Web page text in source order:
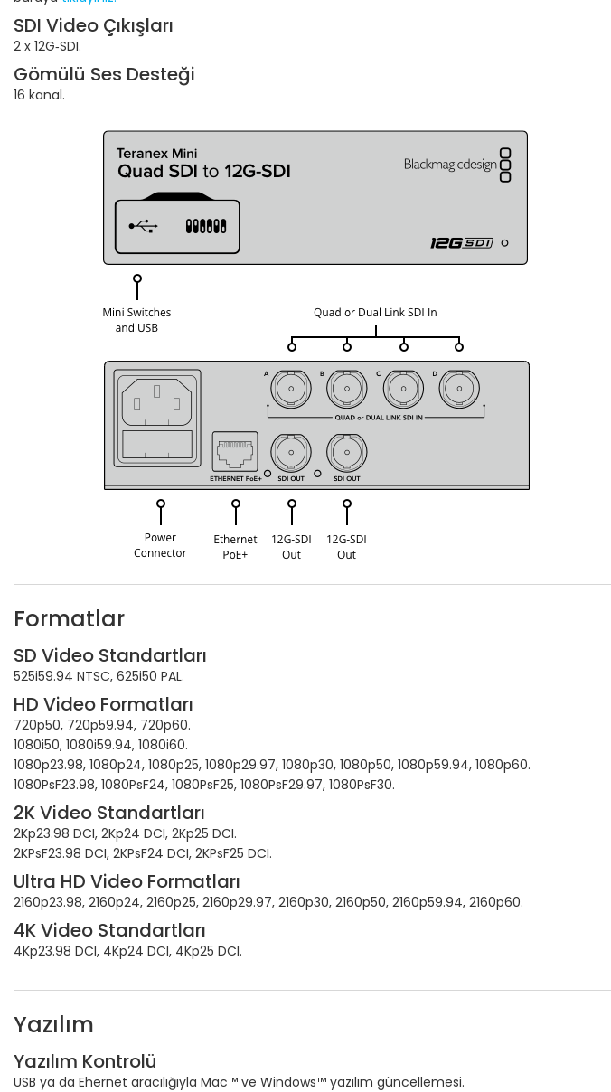
SDI Video Çıkışları
2 x 12G‑SDI.
Gömülü Ses Desteği
16 kanal.
Formatlar
SD Video Standartları
525i59.94 NTSC, 625i50 PAL.
HD Video Formatları
720p50, 720p59.94, 720p60.
1080i50, 1080i59.94, 1080i60.
1080p23.98, 1080p24, 1080p25, 1080p29.97, 1080p30, 1080p50, 1080p59.94, 1080p60.
1080PsF23.98, 1080PsF24, 1080PsF25, 1080PsF29.97, 1080PsF30.
2K Video Standartları
2Kp23.98 DCI, 2Kp24 DCI, 2Kp25 DCI.
2KPsF23.98 DCI, 2KPsF24 DCI, 2KPsF25 DCI.
Ultra HD Video Formatları
2160p23.98, 2160p24, 2160p25, 2160p29.97, 2160p30, 2160p50, 2160p59.94, 2160p60.
4K Video Standartları
4Kp23.98 DCI, 4Kp24 DCI, 4Kp25 DCI.
Yazılım
Yazılım Kontrolü
USB ya da Ehernet aracılığıyla Mac™ ve Windows™ yazılım güncellemesi.